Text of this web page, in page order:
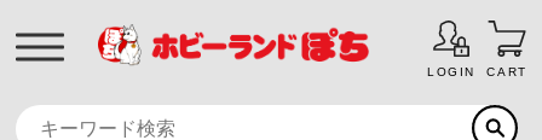
LOGIN CART